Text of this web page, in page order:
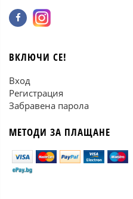
ВКЛЮЧИ СЕ!
Вход
Регистрация
Забравена парола
МЕТОДИ ЗА ПЛАЩАНЕ